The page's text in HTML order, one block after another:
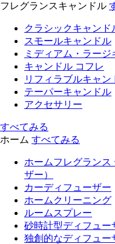
フレグランスキャンドル
クラシックキャンド
スモールキャンドル
ミディアム・ラージ
キャンドル コフレ
リフィラブルキャン
テーパーキャンドル
アクセサリー
すべてみる
ホーム すべてみる
ホームフレグラン
ザー）
カーディフューザー
ホームクリーニング
ルームスプレー
砂時計型ディフュー
独創的なディフュー